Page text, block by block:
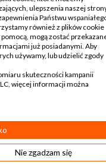
w nauce czystości,
aby pies mógł się w
zbyt długi czas.
i bezpieczeństwa, a
czystości, zacznij od
że pies chce się
ulepszenia naszej
Państwu
również z plików cookie
mogą zostać
już posiadanymi. Aby
używamy, lub udzielić zgody
skuteczności kampanii
więcej informacji można
Nie zgadzam się